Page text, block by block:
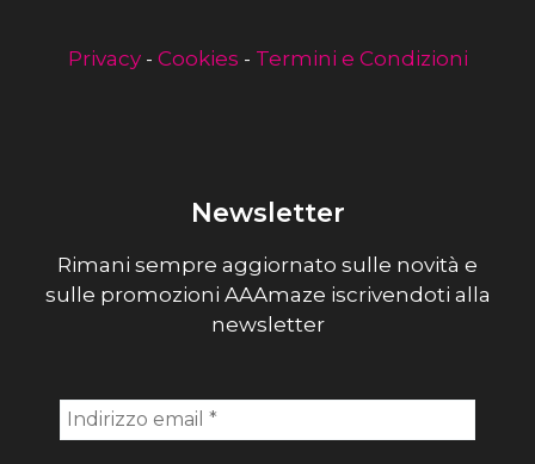
Privacy- Cookies - Termini e Condizioni
Newsletter
Rimani sempre aggiornato sulle novità e
sulle promozioni AAAmaze iscrivendoti alla
newsletter